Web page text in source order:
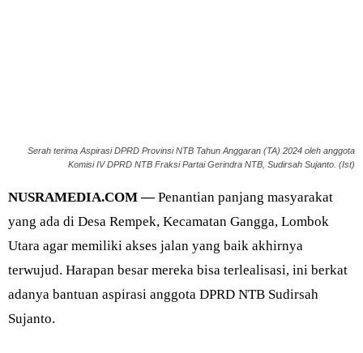
Serah terima Aspirasi DPRD Provinsi NTB Tahun Anggaran (TA) 2024 oleh anggota
Komisi IV DPRD NTB Fraksi Partai Gerindra NTB, Sudirsah Sujanto. (Ist)
NUSRAMEDIA.COM —Penantian panjang masyarakat
yang ada di Desa Rempek, Kecamatan Gangga, Lombok
Utara agar memiliki akses jalan yang baik akhirnya
terwujud. Harapan besar mereka bisa terlealisasi, ini berkat
adanya bantuan aspirasi anggota DPRD NTB Sudirsah
Sujanto.